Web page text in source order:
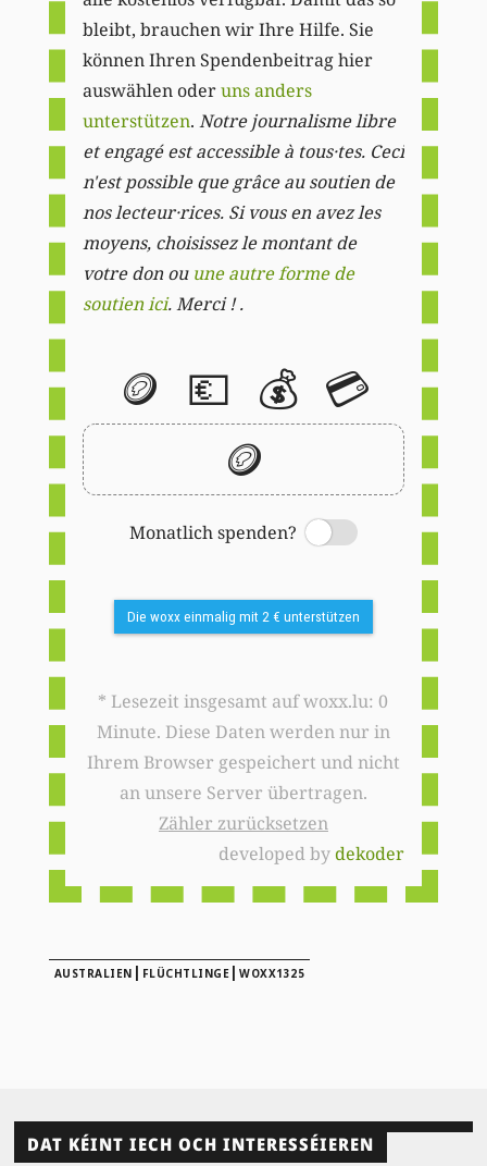
bleibt, brauchen wir Ihre Hilfe. Sie
können Ihren Spendenbeitrag hier
auswählen oderuns anders
unterstützen. Notre journalisme libre
et engagé est accessible à tous·tes. Ceci
n'est possible que grâce au soutien de
nos lecteur·rices. Si vous en avez les
moyens, choisissez le montant de
votre don ou une autre forme de
soutien ici. Merci ! .
🪙 💶 💰 💳
🪙
Monatlich spenden?
Switch
Die woxx einmalig mit 2 € unterstützen
* Lesezeit insgesamt auf woxx.lu: 0
Minute. Diese Daten werden nur in
Ihrem Browser gespeichert und nicht
an unsere Server übertragen.
Zähler zurücksetzen
developed bydekoder
AUSTRALIEN | FLÜCHTLINGE |WOXX1325
DAT KÉINT IECH OCH INTERESSÉIEREN